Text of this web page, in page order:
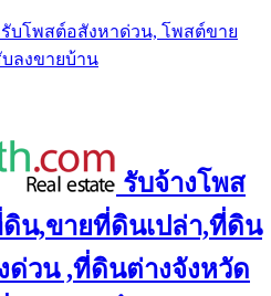
บโพสต์อสังหาด่วน, โพสต์ขาย
ลงขายบ้าน
รับจ้างโพส
ดิน,ขายที่ดินเปล่า,ที่ดิน
วน ,ที่ดินต่างจังหวัด